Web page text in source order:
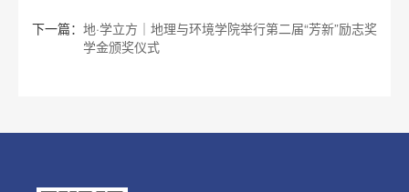
下一篇： 地·学立方｜地理与环境学院举行第二届“芳新”励志奖
学金颁奖仪式